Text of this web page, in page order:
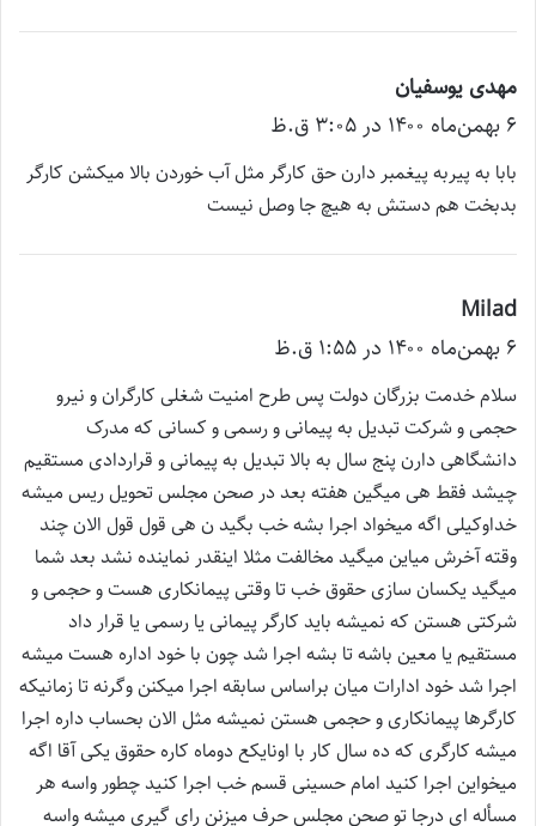
مهدی یوسفیان
ف
:
۶ بهمن‌ماه ۱۴۰۰ در ۳:۰۵ ق.ظ
بابا به پیربه پیغمبر دارن حق کارگر مثل آب خوردن بالا میکشن کارگر
بدبخت هم دستش به هیچ جا وصل نیست
Milad
ف
ت
:
۶ بهمن‌ماه ۱۴۰۰ در ۱:۵۵ ق.ظ
سلام خدمت بزرگان دولت پس طرح امنیت شغلی کارگران و نیرو
حجمی و شرکت تبدیل به پیمانی و رسمی و کسانی که مدرک
دانشگاهی دارن پنج سال به بالا تبدیل به پیمانی و قراردادی مستقیم
چیشد فقط هی میگین هفته بعد در صحن مجلس تحویل ریس میشه
خداوکیلی اگه میخواد اجرا بشه خب بگید ن هی قول قول الان چند
وقته آخرش میاین میگید مخالفت مثلا اینقدر نماینده نشد بعد شما
میگید یکسان سازی حقوق خب تا وقتی پیمانکاری هست و حجمی و
شرکتی هستن که نمیشه باید کارگر پیمانی یا رسمی یا قرار داد
مستقیم یا معین باشه تا بشه اجرا شد چون با خود اداره هست میشه
اجرا شد خود ادارات میان براساس سابقه اجرا میکنن وگرنه تا زمانیکه
کارگرها پیمانکاری و حجمی هستن نمیشه مثل الان بحساب داره اجرا
میشه کارگری که ده سال کار با اونایکع دوماه کاره حقوق یکی آقا اگه
میخواین اجرا کنید امام حسینی قسم خب اجرا کنید چطور واسه هر
مسأله ای درجا تو صحن مجلس حرف میزنن رای گیری میشه واسه